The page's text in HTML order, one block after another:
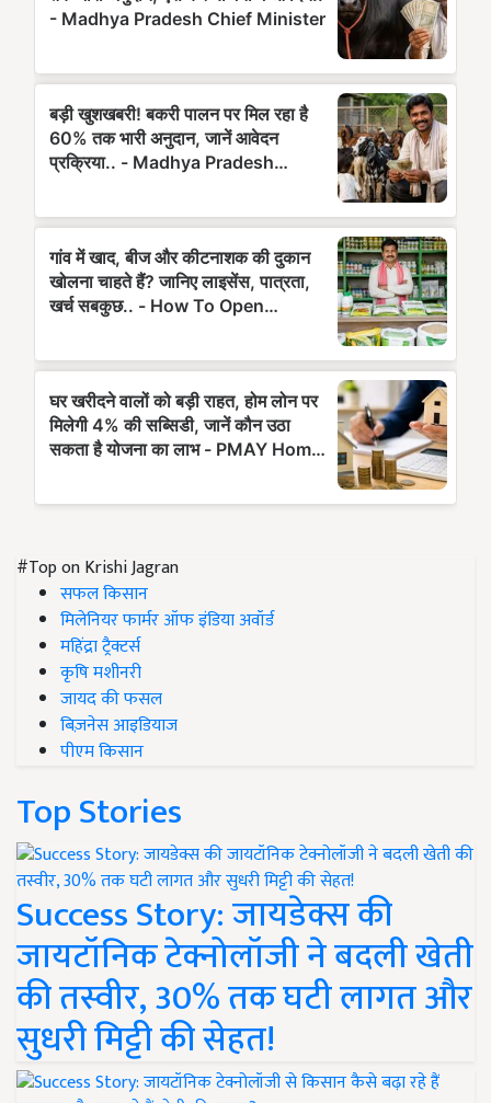
#Top on Krishi Jagran
सफल किसान
मिलेनियर फार्मर ऑफ इंडिया अवॉर्ड
महिंद्रा ट्रैक्टर्स
कृषि मशीनरी
जायद की फसल
बिज़नेस आइडियाज
पीएम किसान
Top Stories
Success Story: जायडेक्स की
जायटॉनिक टेक्नोलॉजी ने बदली खेती
की तस्वीर, 30% तक घटी लागत और
सुधरी मिट्टी की सेहत!